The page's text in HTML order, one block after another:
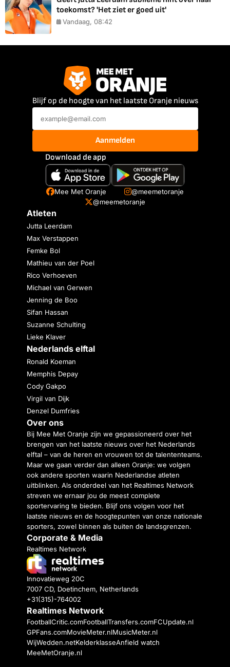
toekomst? 'Het ziet er goed uit'
Vandaag, 08:42
Blijf op de hoogte van het laatste Oranje nieuws
Aanmelden
Download de app
Mee Met Oranje
@meemetoranje
@meemetoranje
Atleten
Jutta Leerdam
Max Verstappen
Femke Bol
Mathieu van der Poel
Rico Verhoeven
Michael van Gerwen
Jenning de Boo
Sifan Hassan
Suzanne Schulting
Lieke Klaver
Nederlands elftal
Ronald Koeman
Memphis Depay
Cody Gakpo
Virgil van Dijk
Denzel Dumfries
Over ons
Bij Mee Met Oranje zijn we gepassioneerd over het
brengen van het laatste nieuws over het Nederlands
elftal – van de heren en vrouwen tot de talententeams.
Maar we gaan verder dan alleen Oranje: we volgen
ook andere sporten waarin Nederlandse atleten
uitblinken. Als onderdeel van het Realtimes Network
streven we ernaar jou de meest complete
sportervaring te bieden. Blijf ons volgen voor het
laatste nieuws en de hoogtepunten van onze nationale
sporters, zowel binnen als buiten de landsgrenzen.
Corporate & Media
Realtimes Network
Innovatieweg 20C
7007 CD, Doetinchem, Netherlands
+31(315)-764002
Realtimes Network
FootballCritic.comFootballTransfers.comFCUpdate.nl
GPFans.comMovieMeter.nlMusicMeter.nl
WijWedden.netKelderklasseAnfield watch
MeeMetOranje.nl